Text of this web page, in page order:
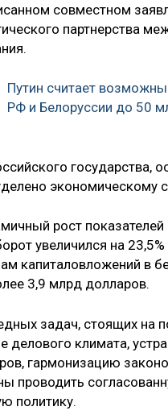
совместном
партнерства
Путин считает
РФ и Белоруссии до 50
государства,
экономическому
рост
увеличился на
капиталовложений в
3,9 млрд долларов.
задач, стоящих на
делового климата,
гармонизацию
проводить
политику.